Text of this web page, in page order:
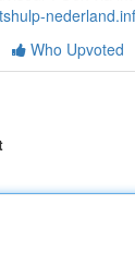
Who Upvoted